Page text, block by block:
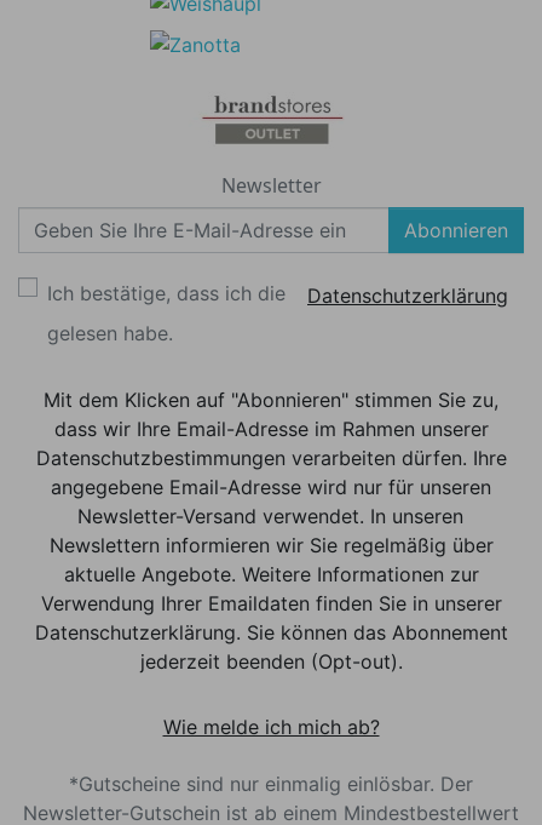
Newsletter
Abonnieren
Ich bestätige, dass ich die
Datenschutzerklärung
gelesen habe.
Mit dem Klicken auf "Abonnieren" stimmen Sie zu,
dass wir Ihre Email-Adresse im Rahmen unserer
Datenschutzbestimmungen verarbeiten dürfen. Ihre
angegebene Email-Adresse wird nur für unseren
Newsletter-Versand verwendet. In unseren
Newslettern informieren wir Sie regelmäßig über
aktuelle Angebote. Weitere Informationen zur
Verwendung Ihrer Emaildaten finden Sie in unserer
Datenschutzerklärung. Sie können das Abonnement
jederzeit beenden (Opt-out).
Wie melde ich mich ab?
*Gutscheine sind nur einmalig einlösbar. Der
Newsletter-Gutschein ist ab einem Mindestbestellwert